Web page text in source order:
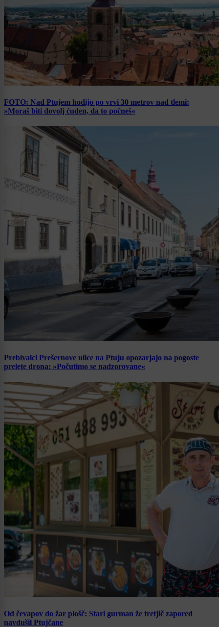
FOTO: Nad Ptujem hodijo po vrvi 30 metrov nad tlemi:
»Moraš biti dovolj čuden, da to počneš«
Prebivalci Prešernove ulice na Ptuju opozarjajo na pogoste
prelete drona: »Počutimo se nadzorovane«
Od čevapov do žar plošč: Stari gurman že tretjič zapored
navdušil Ptujčane